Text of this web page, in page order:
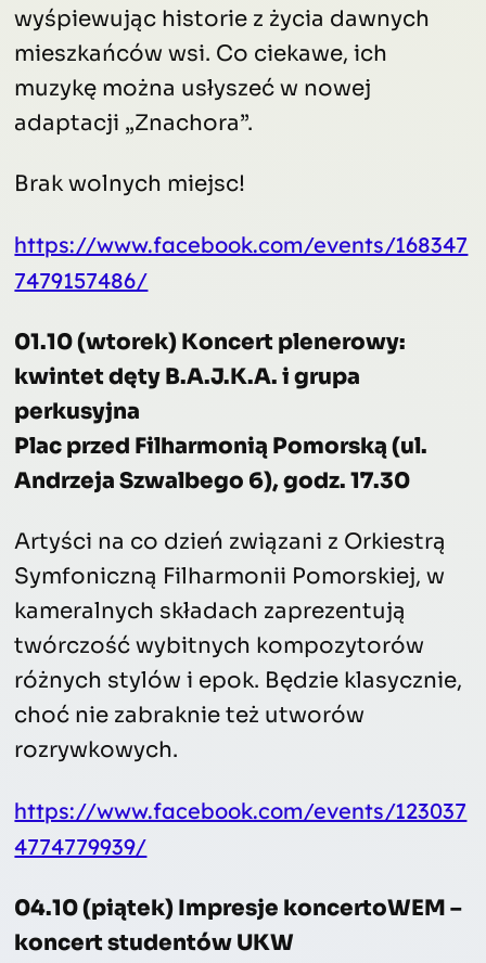
wyśpiewując historie z życia dawnych
mieszkańców wsi. Co ciekawe, ich
muzykę można usłyszeć w nowej
adaptacji „Znachora”.
Brak wolnych miejsc!
https://www.facebook.com/events/168347
7479157486/
01.10 (wtorek) Koncert plenerowy:
kwintet dęty B.A.J.K.A. i grupa
perkusyjna
Plac przed Filharmonią Pomorską (ul.
Andrzeja Szwalbego 6), godz. 17.30
Artyści na co dzień związani z Orkiestrą
Symfoniczną Filharmonii Pomorskiej, w
kameralnych składach zaprezentują
twórczość wybitnych kompozytorów
różnych stylów i epok. Będzie klasycznie,
choć nie zabraknie też utworów
rozrywkowych.
https://www.facebook.com/events/123037
4774779939/
04.10 (piątek) Impresje koncertoWEM –
koncert studentów UKW